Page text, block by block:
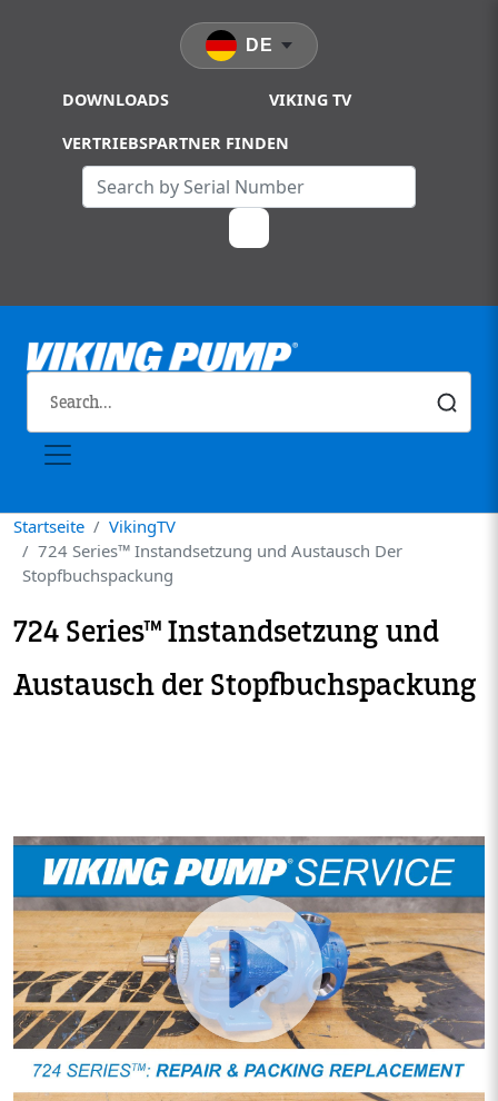
DOWNLOADS VIKING TV
VERTRIEBSPARTNER FINDEN
DE
Startseite
VikingTV
724 Series™ Instandsetzung und Austausch Der
Stopfbuchspackung
724 Series™ Instandsetzung und
Austausch der Stopfbuchspackung